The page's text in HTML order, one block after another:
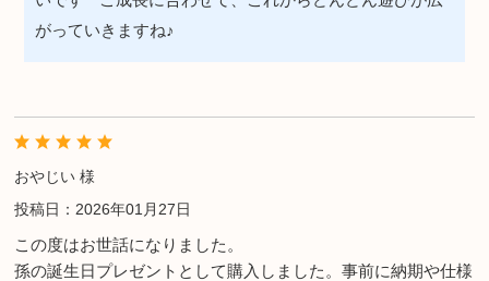
がっていきますね♪
おやじい 様
投稿日：2026年01月27日
この度はお世話になりました。
孫の誕生日プレゼントとして購入しました。事前に納期や仕様